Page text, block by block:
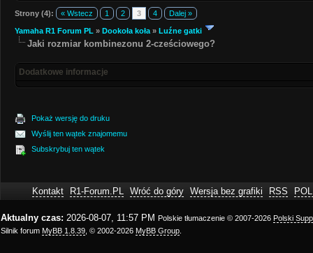
Strony (4): « Wstecz 1 2 3 4 Dalej »
Yamaha R1 Forum PL » Dookoła koła » Luźne gatki
Jaki rozmiar kombinezonu 2-cześciowego?
Dodatkowe informacje
Pokaż wersję do druku
Wyślij ten wątek znajomemu
Subskrybuj ten wątek
Kontakt R1-Forum.PL Wróć do góry Wersja bez grafiki RSS
Aktualny czas: 2026-08-07, 11:57 PM Polskie tłumaczenie © 2007-2026 Polski
Silnik forum MyBB 1.8.39 , © 2002-2026 MyBB Group